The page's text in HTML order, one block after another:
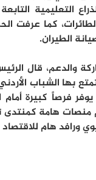
التعليمية
كما عرفت
الطيران.
والدعم، قال
بها الشباب
يوفر فرصاً كبيرة
هامة كمنتدى
ورافد هام